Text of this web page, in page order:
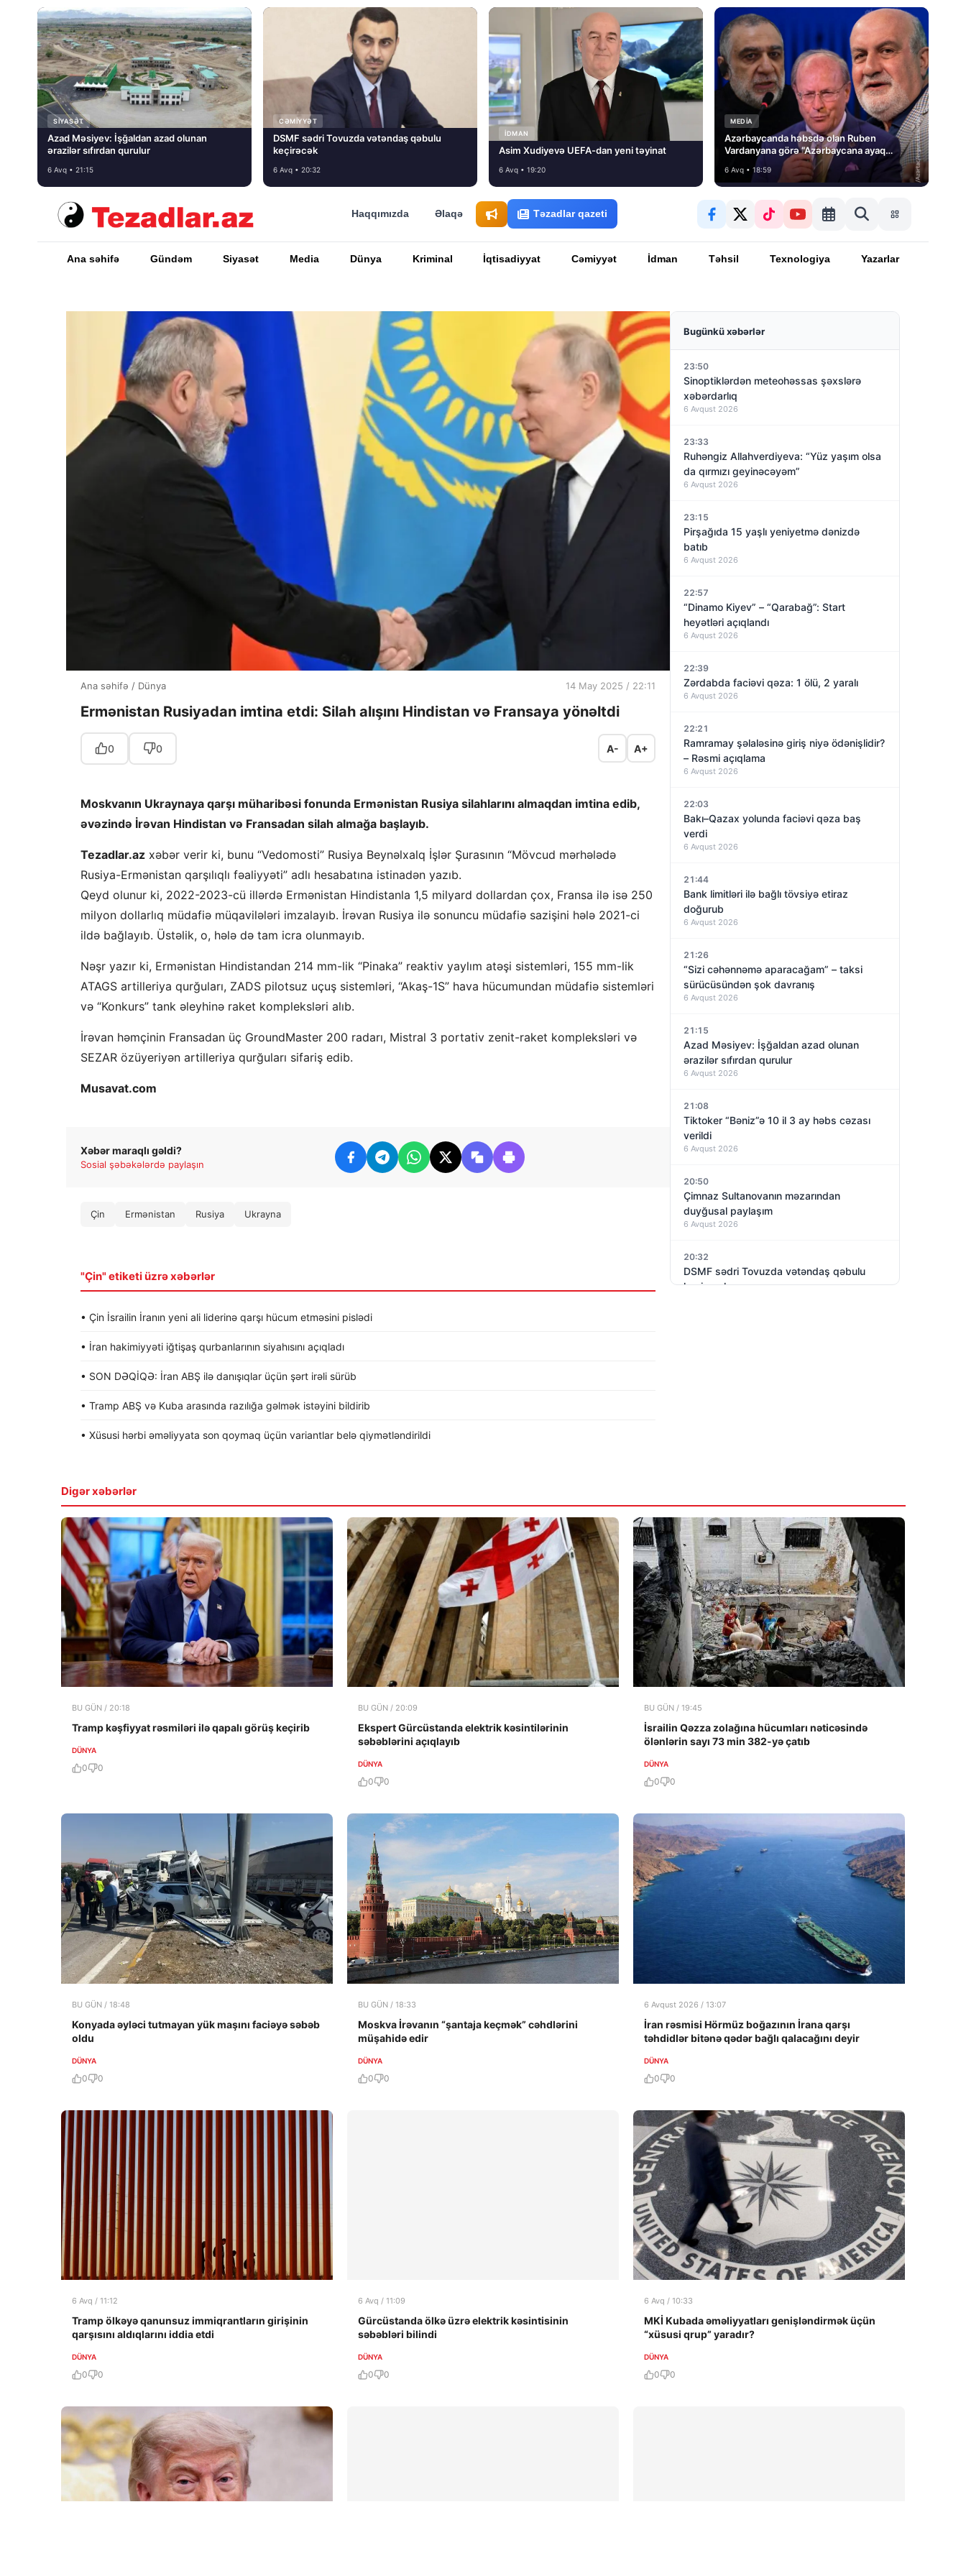
SIYASƏT
Azad Məsiyev: İşğaldan azad olunan
ərazilər sıfırdan qurulur
6 Avq • 21:15
CƏMIYYƏT
DSMF sədri Tovuzda vətəndaş qəbulu
keçirəcək
6 Avq • 20:32
İDMAN
Asim Xudiyevə UEFA-dan yeni təyinat
6 Avq • 19:20
MEDİA
Azərbaycanda həbsdə olan Ruben
Vardanyana görə “Azərbaycana ayaq
basmayacağını” dedi və…
6 Avq • 18:59
Haqqımızda Əlaqə Təzadlar qazeti
Ana səhifə Gündəm Siyasət Media Dünya Kriminal İqtisadiyyat Cəmiyyət İdman Təhsil Texnologiya Yazarlar
Ana səhifə / Dünya 14 May 2025 / 22:11
Ermənistan Rusiyadan imtina etdi: Silah alışını Hindistan və Fransaya yönəltdi
0 0 A- A+
Moskvanın Ukraynaya qarşı müharibəsi fonunda Ermənistan Rusiya silahlarını almaqdan imtina edib,
əvəzində İrəvan Hindistan və Fransadan silah almağa başlayıb.
Tezadlar.az xəbər verir ki, bunu “Vedomosti” Rusiya Beynəlxalq İşlər Şurasının “Mövcud mərhələdə
Rusiya-Ermənistan qarşılıqlı fəaliyyəti” adlı hesabatına istinadən yazıb.
Qeyd olunur ki, 2022-2023-cü illərdə Ermənistan Hindistanla 1,5 milyard dollardan çox, Fransa ilə isə 250
milyon dollarlıq müdafiə müqavilələri imzalayıb. İrəvan Rusiya ilə sonuncu müdafiə sazişini hələ 2021-ci
ildə bağlayıb. Üstəlik, o, hələ də tam icra olunmayıb.
Nəşr yazır ki, Ermənistan Hindistandan 214 mm-lik “Pinaka” reaktiv yaylım atəşi sistemləri, 155 mm-lik
ATAGS artilleriya qurğuları, ZADS pilotsuz uçuş sistemləri, “Akaş-1S” hava hücumundan müdafiə sistemləri
və “Konkurs” tank əleyhinə raket kompleksləri alıb.
İrəvan həmçinin Fransadan üç GroundMaster 200 radarı, Mistral 3 portativ zenit-raket kompleksləri və
SEZAR özüyeriyən artilleriya qurğuları sifariş edib.
Musavat.com
Xəbər maraqlı gəldi?
Sosial şəbəkələrdə paylaşın
Çin Ermənistan Rusiya Ukrayna
"Çin" etiketi üzrə xəbərlər
• Çin İsrailin İranın yeni ali liderinə qarşı hücum etməsini pislədi
• İran hakimiyyəti iğtişaş qurbanlarının siyahısını açıqladı
• SON DƏQİQƏ: İran ABŞ ilə danışıqlar üçün şərt irəli sürüb
• Tramp ABŞ və Kuba arasında razılığa gəlmək istəyini bildirib
• Xüsusi hərbi əməliyyata son qoymaq üçün variantlar belə qiymətləndirildi
Bugünkü xəbərlər
23:50
Sinoptiklərdən meteohəssas şəxslərə
xəbərdarlıq
6 Avqust 2026
23:33
Ruhəngiz Allahverdiyeva: “Yüz yaşım olsa
da qırmızı geyinəcəyəm”
6 Avqust 2026
23:15
Pirşağıda 15 yaşlı yeniyetmə dənizdə
batıb
6 Avqust 2026
22:57
“Dinamo Kiyev” – “Qarabağ”: Start
heyətləri açıqlandı
6 Avqust 2026
22:39
Zərdabda faciəvi qəza: 1 ölü, 2 yaralı
6 Avqust 2026
22:21
Ramramay şəlaləsinə giriş niyə ödənişlidir?
– Rəsmi açıqlama
6 Avqust 2026
22:03
Bakı–Qazax yolunda faciəvi qəza baş
verdi
6 Avqust 2026
21:44
Bank limitləri ilə bağlı tövsiyə etiraz
doğurub
6 Avqust 2026
21:26
“Sizi cəhənnəmə aparacağam” – taksi
sürücüsündən şok davranış
6 Avqust 2026
21:15
Azad Məsiyev: İşğaldan azad olunan
ərazilər sıfırdan qurulur
6 Avqust 2026
21:08
Tiktoker “Bəniz”ə 10 il 3 ay həbs cəzası
verildi
6 Avqust 2026
20:50
Çimnaz Sultanovanın məzarından
duyğusal paylaşım
6 Avqust 2026
20:32
DSMF sədri Tovuzda vətəndaş qəbulu
keçirəcək
Digər xəbərlər
BU GÜN / 20:18
Tramp kəşfiyyat rəsmiləri ilə qapalı görüş keçirib
DÜNYA
0 0
BU GÜN / 20:09
Ekspert Gürcüstanda elektrik kəsintilərinin
səbəblərini açıqlayıb
DÜNYA
0 0
BU GÜN / 19:45
İsrailin Qəzza zolağına hücumları nəticəsində
ölənlərin sayı 73 min 382-yə çatıb
DÜNYA
0 0
BU GÜN / 18:48
Konyada əyləci tutmayan yük maşını faciəyə səbəb
oldu
DÜNYA
0 0
BU GÜN / 18:33
Moskva İrəvanın “şantaja keçmək” cəhdlərini
müşahidə edir
DÜNYA
0 0
6 Avqust 2026 / 13:07
İran rəsmisi Hörmüz boğazının İrana qarşı
təhdidlər bitənə qədər bağlı qalacağını deyir
DÜNYA
0 0
6 Avq / 11:12
Tramp ölkəyə qanunsuz immiqrantların girişinin
qarşısını aldıqlarını iddia etdi
DÜNYA
0 0
6 Avq / 11:09
Gürcüstanda ölkə üzrə elektrik kəsintisinin
səbəbləri bilindi
DÜNYA
0 0
6 Avq / 10:33
MKİ Kubada əməliyyatları genişləndirmək üçün
“xüsusi qrup” yaradır?
DÜNYA
0 0